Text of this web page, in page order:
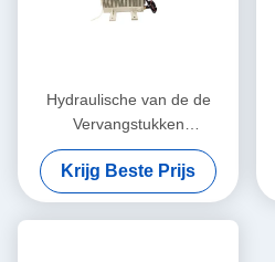
Hydraulische van de de
Vervangstukken
Hydraulische Olie van de
Concrete Mixervrachtwagen
de Koelerradiator
4443.091.X006
Krijg Beste Prijs